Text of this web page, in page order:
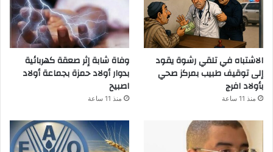
الاشتباه في تلقي رشوة يقود
إلى توقيف طبيب بمركز صحي
بأولاد افرج
منذ 11 ساعة
وفاة شابة إثر صعقة كهربائية
بدوار أولاد حمزة بجماعة أولاد
اصبيح
منذ 11 ساعة